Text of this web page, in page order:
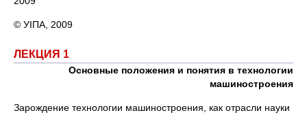
© УІПА, 2009
ЛЕКЦИЯ 1
Основные положения и понятия в технологии
машиностроения
Зарождение технологии машиностроения, как отрасли науки